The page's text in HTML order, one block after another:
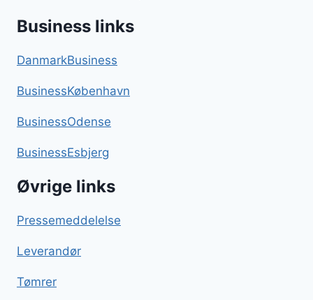
Business links
DanmarkBusiness
BusinessKøbenhavn
BusinessOdense
BusinessEsbjerg
Øvrige links
Pressemeddelelse
Leverandør
Tømrer